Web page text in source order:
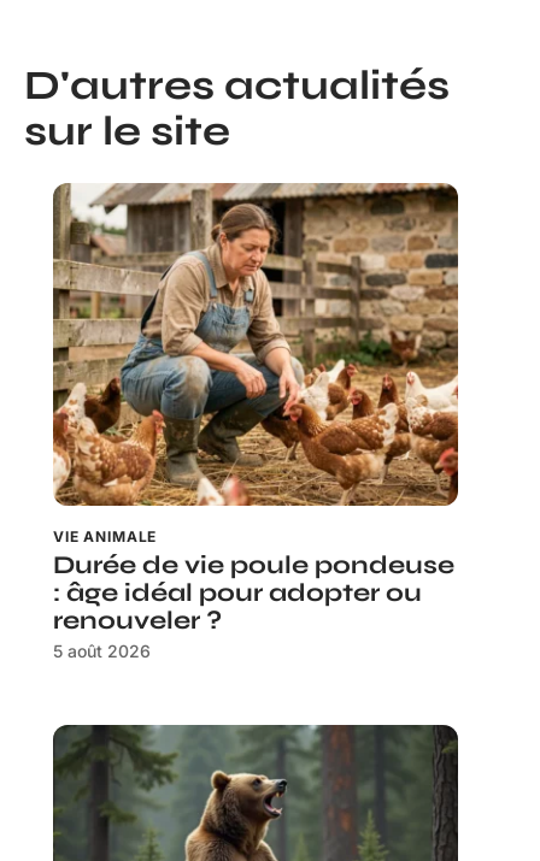
D'autres actualités
sur le site
VIE ANIMALE
Durée de vie poule pondeuse
: âge idéal pour adopter ou
renouveler ?
5 août 2026